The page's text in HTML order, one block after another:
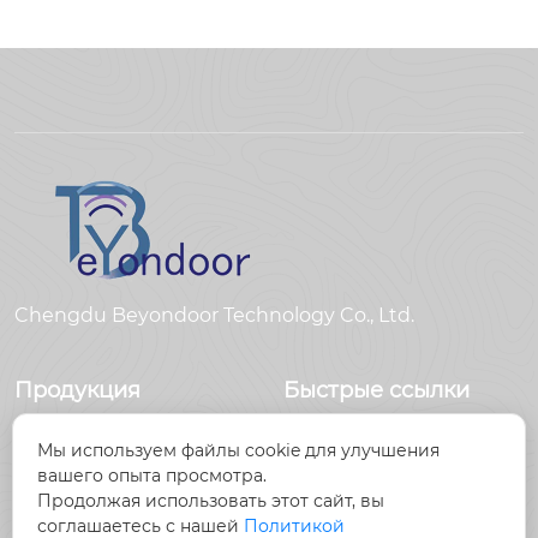
Chengdu Beyondoor Technology Co., Ltd.
Продукция
Антенны
Радиочастотный
разъем
Быстрые ссылки
Продукция
О Hас
Мы используем файлы cookie для улучшения
вашего опыта просмотра.
Продолжая использовать этот сайт, вы
соглашаетесь с нашей Политикой